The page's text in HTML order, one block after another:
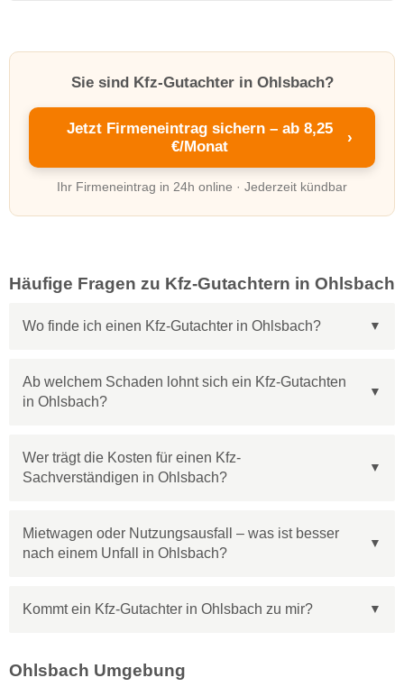
Sie sind Kfz-Gutachter in Ohlsbach?
Jetzt Firmeneintrag sichern – ab 8,25
€/Monat
›
Ihr Firmeneintrag in 24h online · Jederzeit kündbar
Häufige Fragen zu Kfz-Gutachtern in Ohlsbach
Wo finde ich einen Kfz-Gutachter in Ohlsbach?
Ab welchem Schaden lohnt sich ein Kfz-Gutachten
in Ohlsbach?
Wer trägt die Kosten für einen Kfz-
Sachverständigen in Ohlsbach?
Mietwagen oder Nutzungsausfall – was ist besser
nach einem Unfall in Ohlsbach?
Kommt ein Kfz-Gutachter in Ohlsbach zu mir?
Ohlsbach Umgebung